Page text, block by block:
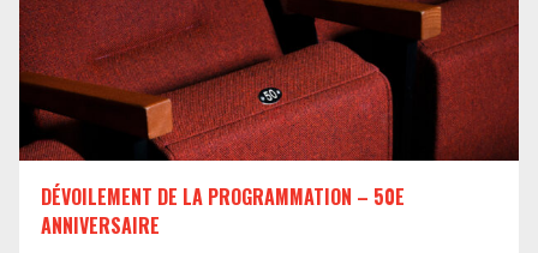
DÉVOILEMENT DE LA PROGRAMMATION – 50E
ANNIVERSAIRE